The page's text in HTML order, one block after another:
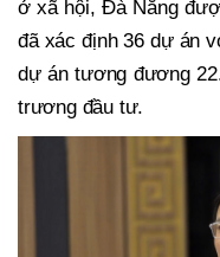
ở xã hội, Đà Nẵng
đã xác định 36 dự án
dự án tương đương
trương đầu tư.